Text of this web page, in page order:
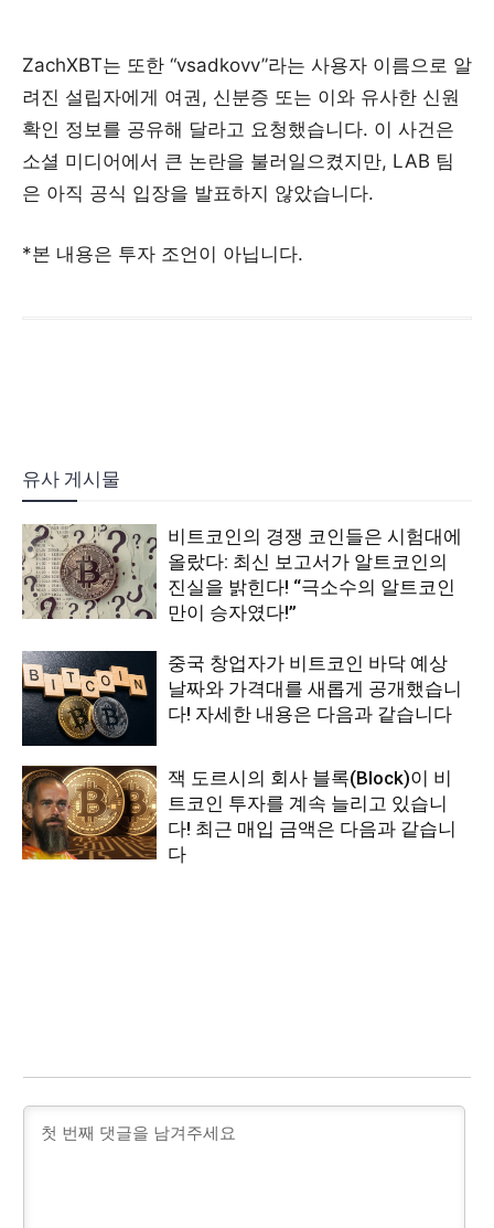
ZachXBT는 또한 “vsadkovv”라는 사용자 이름으로 알
려진 설립자에게 여권, 신분증 또는 이와 유사한 신원
확인 정보를 공유해 달라고 요청했습니다. 이 사건은
소셜 미디어에서 큰 논란을 불러일으켰지만, LAB 팀
은 아직 공식 입장을 발표하지 않았습니다.
*본 내용은 투자 조언이 아닙니다.
유사 게시물
비트코인의 경쟁 코인들은 시험대에
올랐다: 최신 보고서가 알트코인의
진실을 밝힌다! “극소수의 알트코인
만이 승자였다!”
중국 창업자가 비트코인 바닥 예상
날짜와 가격대를 새롭게 공개했습니
다! 자세한 내용은 다음과 같습니다
잭 도르시의 회사 블록(Block)이 비
트코인 투자를 계속 늘리고 있습니
다! 최근 매입 금액은 다음과 같습니
다